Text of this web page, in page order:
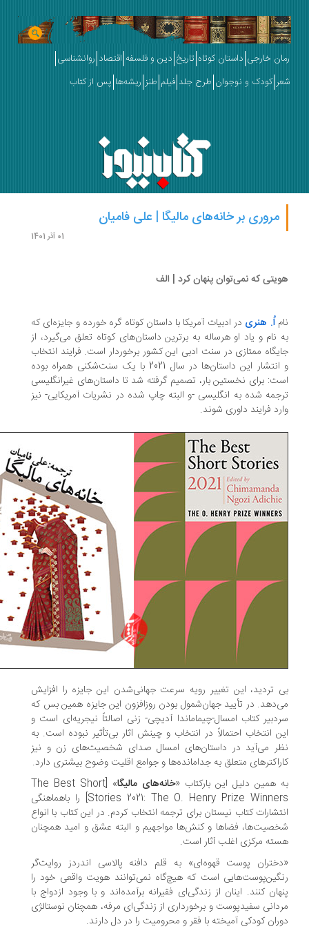
خارجی داستان کوتاه تاریخ دین و فلسفه اقتصاد روانشناسی
کودک و نوجوان طرح جلد فیلم طنز ریشه‌ها پس از کتاب
مروری بر خانه‌های مالیگا | علی فامیان
که نمی‌توان پنهان کرد | الف
اُ. هنریدر ادبیات آمریکا با داستان کوتاه گره خورده و جایزه‌ای که
نام و یاد او هرساله به برترین داستان‌های کوتاه تعلق می‌گیرد، از
ممتازی در سنت ادبی این کشور برخوردار است. فرایند انتخاب
و انتشار این داستان‌ها در سال 2021 با یک سنت‌شکنی همراه بوده
برای نخستین بار، تصمیم گرفته شد تا داستان‌های غیرانگلیسی
شده به انگلیسی -و البته چاپ شده در نشریات آمریکایی- نیز
فرایند داوری شوند.
تردید، این تغییر رویه سرعت جهانی‌شدن این جایزه را افزایش
در تأیید جهان‌شمول بودن روزافزون این جایزه همین بس که
کتاب امسال-چیماماندا آدیچی- زنی اصالتاً نیجریه‌ای است و
انتخاب احتمالاً در انتخاب و چینش آثار بی‌تأثیر نبوده است. به
می‌آید در داستان‌های امسال صدای شخصیت‌های زن و نیز
متعلق به جدامانده‌ها و جوامع اقلیت وضوح بیشتری دارد.
همین دلیل این بارکتاب «خانه‌های مالیگا
» [The Best Short
Stories 2021: The O. Henry Prize Winners] را باهماهنگی
کتاب نیستان برای ترجمه انتخاب کردم. در این کتاب با انواع
فضاها و کنش‌ها مواجهیم و البته عشق و امید همچنان
مرکزی اغلب آثار است.
پوست قهوه‌ای» به قلم دافنه پالاسی اندردز روایت‌گر
است که هیچ‌گاه نمی‌توانند هویت واقعی خود را
کنند. اینان از زندگی‌ای فقیرانه برآمده‌اند و با وجود ازدواج با
سفیدپوست و برخورداری از زندگی‌ای مرفه، همچنان نوستالژی
کودکی‌ آمیخته با فقر و محرومیت را در دل دارند.